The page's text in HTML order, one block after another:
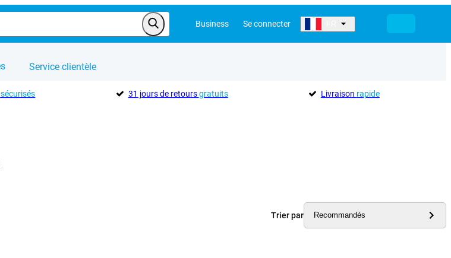
Business Se connecter
Service clientèle
sécurisés 31 jours de retoursgratuits Livraison rapide
Trier par Recommandés